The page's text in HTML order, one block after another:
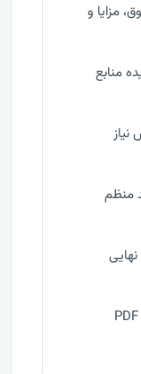
مزایا و
منابع
نیاز
منظم
می‌خواهید فرم تسویه را چاپ یا به PDF